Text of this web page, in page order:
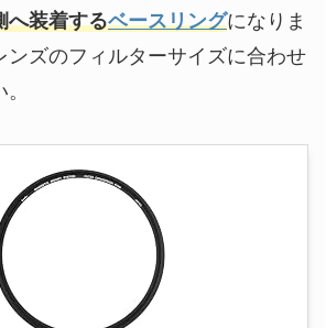
へ装着するベースリングになりま
ンズのフィルターサイズに合わせ